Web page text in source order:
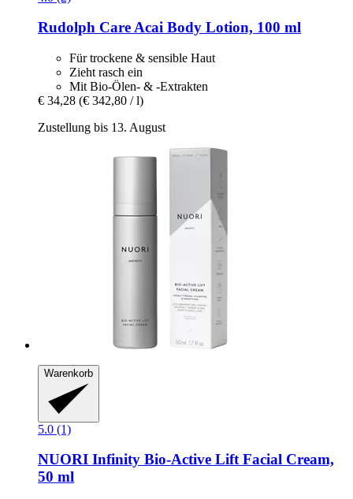
Rudolph CareAcai Body Lotion, 100 ml
Für trockene & sensible Haut
Zieht rasch ein
Mit Bio-Ölen- & -Extrakten
€ 34,28 (€ 342,80 / l)
Zustellung bis 13. August
Warenkorb
5.0 (1)
NUORI Infinity Bio-​Active Lift Facial Cream,
50 ml